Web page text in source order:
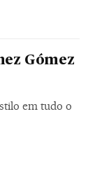
Gómez
em tudo o